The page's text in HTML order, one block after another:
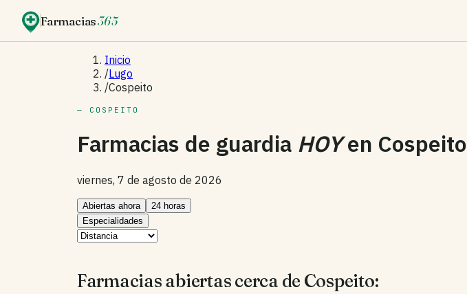
Farmacias365
Inicio
/Lugo
/Cospeito
— COSPEITO
Farmacias de guardia HOYen Cospeito
viernes, 7 de agosto de 2026
Abiertas ahora
24 horas
Especialidades
Farmacias abiertas cerca de Cospeito: